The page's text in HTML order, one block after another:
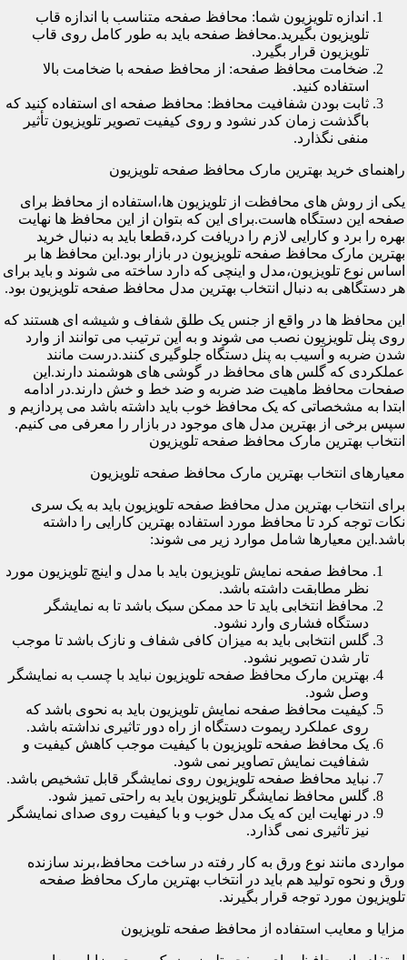
اندازه تلویزیون شما: محافظ صفحه متناسب با اندازه قاب
تلویزیون بگیرید.محافظ صفحه باید به طور کامل روی قاب
تلویزیون قرار بگیرد.
ضخامت محافظ صفحه: از محافظ صفحه با ضخامت بالا
استفاده کنید.
ثابت بودن شفافیت محافظ: محافظ صفحه ای استفاده کنید که
باگذشت زمان کدر نشود و روی کیفیت تصویر تلویزیون تأثیر
منفی نگذارد.
راهنمای خرید بهترین مارک محافظ صفحه تلویزیون
یکی از روش های محافظت از تلویزیون ها،استفاده از محافظ برای
صفحه این دستگاه هاست.برای این که بتوان از این محافظ ها نهایت
بهره را برد و کارایی لازم را دریافت کرد،قطعا باید به دنبال خرید
بهترین مارک محافظ صفحه تلویزیون در بازار بود.این محافظ ها بر
اساس نوع تلویزیون،مدل و اینچی که دارد ساخته می شوند و باید برای
هر دستگاهی به دنبال انتخاب بهترین مدل محافظ صفحه تلویزیون بود.
این محافظ ها در واقع از جنس یک طلق شفاف و شیشه ای هستند که
روی پنل تلویزیون نصب می شوند و به این ترتیب می توانند از وارد
شدن ضربه و آسیب به پنل دستگاه جلوگیری کنند.درست مانند
عملکردی که گلس های محافظ در گوشی های هوشمند دارند.این
صفحات محافظ ماهیت ضد ضربه و ضد خط و خش دارند.در ادامه
ابتدا به مشخصاتی که یک محافظ خوب باید داشته باشد می پردازیم و
سپس برخی از بهترین مدل های موجود در بازار را معرفی می کنیم.
انتخاب بهترین مارک محافظ صفحه تلویزیون
معیارهای انتخاب بهترین مارک محافظ صفحه تلویزیون
برای انتخاب بهترین مدل محافظ صفحه تلویزیون باید به یک سری
نکات توجه کرد تا محافظ مورد استفاده بهترین کارایی را داشته
باشد.این معیارها شامل موارد زیر می شوند:
محافظ صفحه نمایش تلویزیون باید با مدل و اینچ تلویزیون مورد
نظر مطابقت داشته باشد.
محافظ انتخابی باید تا حد ممکن سبک باشد تا به نمایشگر
دستگاه فشاری وارد نشود.
گلس انتخابی باید به میزان کافی شفاف و نازک باشد تا موجب
تار شدن تصویر نشود.
بهترین مارک محافظ صفحه تلویزیون نباید با چسب به نمایشگر
وصل شود.
کیفیت محافظ صفحه نمایش تلویزیون باید به نحوی باشد که
روی عملکرد ریموت دستگاه از راه دور تاثیری نداشته باشد.
یک محافظ صفحه تلویزیون با کیفیت موجب کاهش کیفیت و
شفافیت نمایش تصاویر نمی شود.
نباید محافظ صفحه تلویزیون روی نمایشگر قابل تشخیص باشد.
گلس محافظ نمایشگر تلویزیون باید به راحتی تمیز شود.
در نهایت این که یک مدل خوب و با کیفیت روی صدای نمایشگر
نیز تاثیری نمی گذارد.
مواردی مانند نوع ورق به کار رفته در ساخت محافظ،برند سازنده
ورق و نحوه تولید هم باید در انتخاب بهترین مارک محافظ صفحه
تلویزیون مورد توجه قرار بگیرند.
مزایا و معایب استفاده از محافظ صفحه تلویزیون